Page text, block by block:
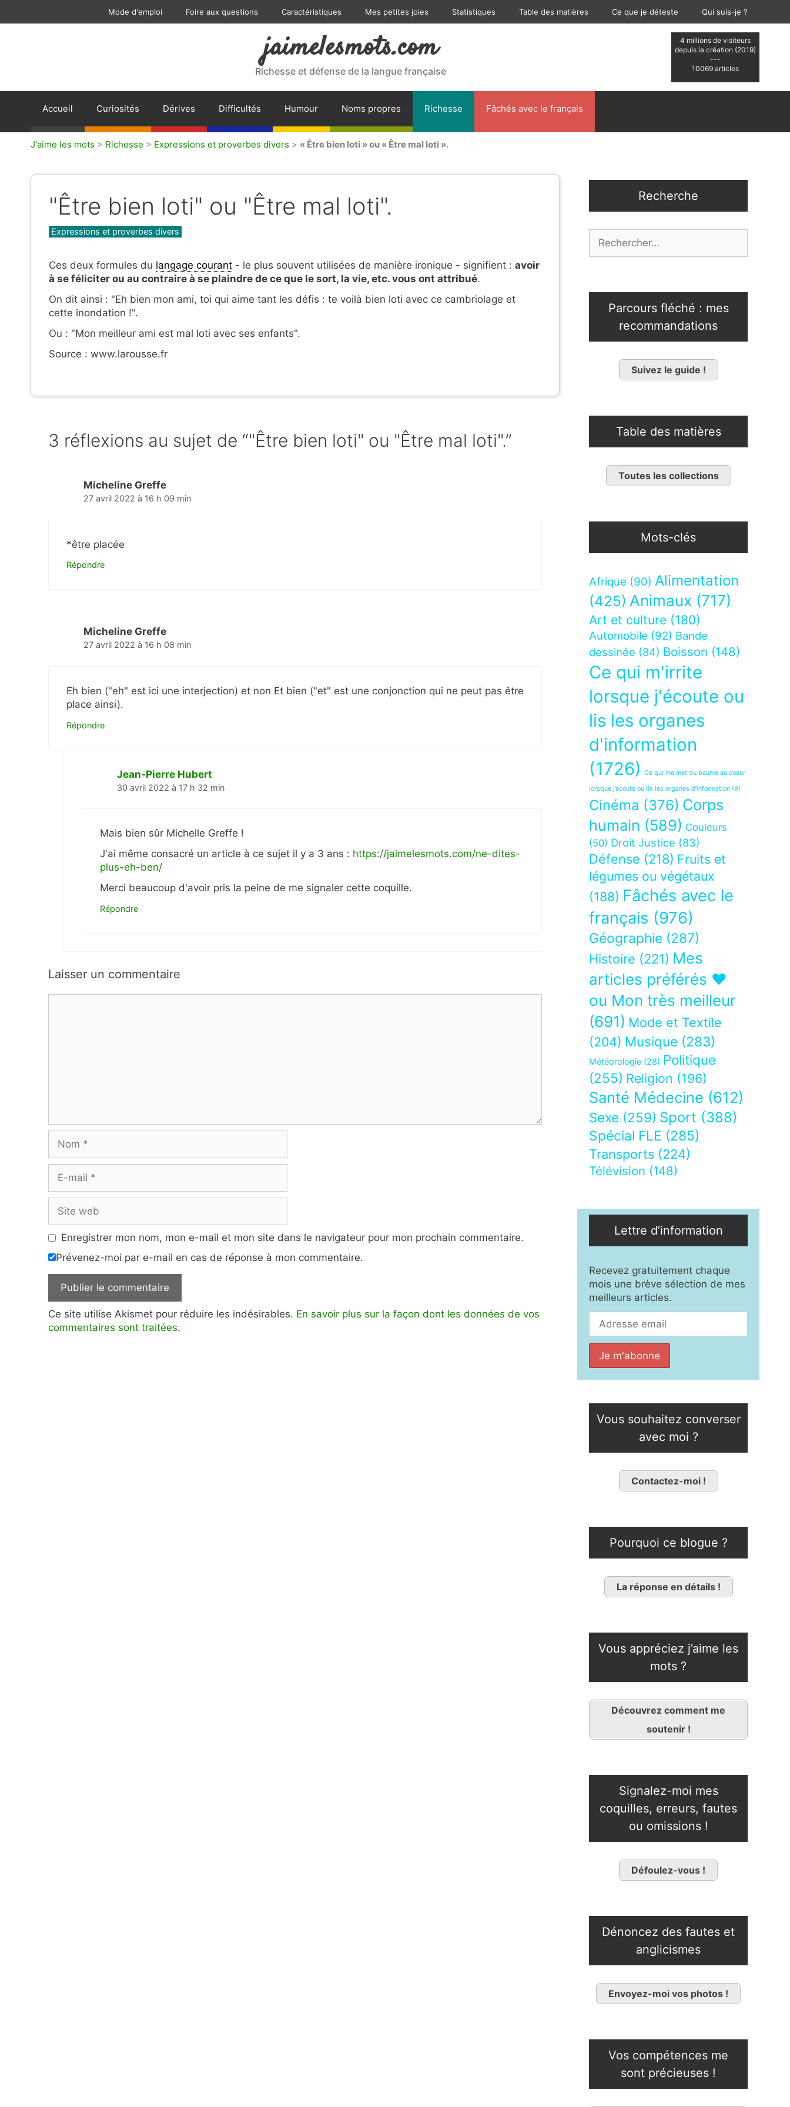
Mode d'emploi Foire aux questions Caractéristiques Mes petites joies Statistiques Table des matières Ce que je déteste Qui suis-je ?
4 millions de visiteurs
depuis la création (2019)
---
10069 articles
jaimelesmots.com
Richesse et défense de la langue française
Accueil Curiosités Dérives Difficultés Humour Noms propres Richesse Fâchés avec le français
J'aime les mots > Richesse > Expressions et proverbes divers > « Être bien loti » ou « Être mal loti ».
"Être bien loti" ou "Être mal loti".
Catégories
Expressions et proverbes divers
Ces deux formules du langage courant - le plus souvent utilisées de manière ironique - signifient : avoir
à se féliciter ou au contraire à se plaindre de ce que le sort, la vie, etc. vous ont attribué.
On dit ainsi : "Eh bien mon ami, toi qui aime tant les défis : te voilà bien loti avec ce cambriolage et
cette inondation !".
Ou : "Mon meilleur ami est mal loti avec ses enfants".
Source : www.larousse.fr
3 réflexions au sujet de “"Être bien loti" ou "Être mal loti".”
Micheline Greffe
27 avril 2022 à 16 h 09 min
*être placée
Répondre
Micheline Greffe
27 avril 2022 à 16 h 08 min
Eh bien ("eh" est ici une interjection) et non Et bien ("et" est une conjonction qui ne peut pas être
place ainsi).
Répondre
Jean-Pierre Hubert
30 avril 2022 à 17 h 32 min
Mais bien sûr Michelle Greffe !
J'ai même consacré un article à ce sujet il y a 3 ans : https://jaimelesmots.com/ne-dites-
plus-eh-ben/
Merci beaucoup d'avoir pris la peine de me signaler cette coquille.
Répondre
Laisser un commentaire
mail
web
Enregistrer mon nom, mon e-mail et mon site dans le navigateur pour mon prochain commentaire.
Prévenez-moi par e-mail en cas de réponse à mon commentaire.
Ce site utilise Akismet pour réduire les indésirables. En savoir plus sur la façon dont les données de vos
commentaires sont traitées.
Recherche
Parcours fléché : mes
recommandations
Suivez le guide !
Table des matières
Toutes les collections
Mots-clés
Afrique (90) Alimentation
(425) Animaux (717)
Art et culture (180)
Automobile (92) Bande
dessinée (84) Boisson (148)
Ce qui m'irrite
lorsque j'écoute ou
lis les organes
d'information
(1726)
Ce qui me met du baume au coeur
lorsque j’écoute ou lis les organes d’information (9)
Cinéma (376) Corps
humain (589) Couleurs
(50) Droit Justice (83)
Défense (218) Fruits et
légumes ou végétaux
(188) Fâchés avec le
français (976)
Géographie (287)
Histoire (221) Mes
articles préférés ❤
ou Mon très meilleur
(691) Mode et Textile
(204) Musique (283)
Météorologie (28) Politique
(255) Religion (196)
Santé Médecine (612)
Sexe (259) Sport (388)
Spécial FLE (285)
Transports (224)
Télévision (148)
Lettre d’information
Recevez gratuitement chaque
mois une brève sélection de mes
meilleurs articles.
Vous souhaitez converser
avec moi ?
Contactez-moi !
Pourquoi ce blogue ?
La réponse en détails !
Vous appréciez j’aime les
mots ?
Découvrez comment me
soutenir !
Signalez-moi mes
coquilles, erreurs, fautes
ou omissions !
Défoulez-vous !
Dénoncez des fautes et
anglicismes
Envoyez-moi vos photos !
Vos compétences me
sont précieuses !